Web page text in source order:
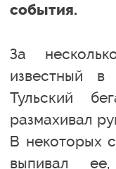
события.
За
известный
Тульский
размахивал
В некоторых
выпивал